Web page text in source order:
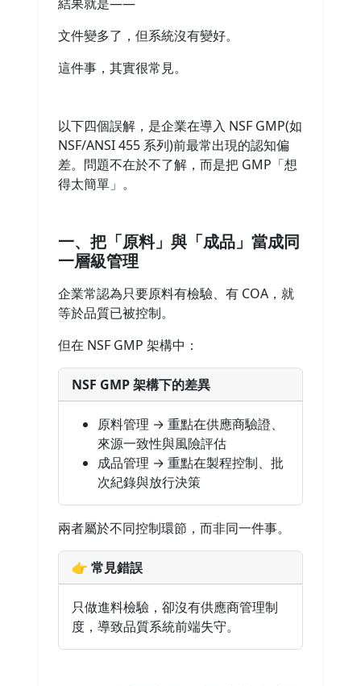
文件變多了，但系統沒有變好。
這件事，其實很常見。
以下四個誤解，是企業在導入 NSF GMP(如
NSF/ANSI 455 系列)前最常出現的認知偏
差。問題不在於不了解，而是把 GMP「想
得太簡單」。
一、把「原料」與「成品」當成同
一層級管理
企業常認為只要原料有檢驗、有 COA，就
等於品質已被控制。
但在 NSF GMP 架構中：
NSF GMP 架構下的差異
原料管理 → 重點在供應商驗證、
來源一致性與風險評估
成品管理 → 重點在製程控制、批
次紀錄與放行決策
兩者屬於不同控制環節，而非同一件事。
👉 常見錯誤
只做進料檢驗，卻沒有供應商管理制
度，導致品質系統前端失守。